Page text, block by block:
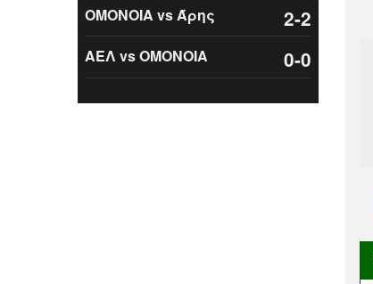
ΟΜΟΝΟΙΑ vs Άρης 2-2
ΑΕΛ vs ΟΜΟΝΟΙΑ 0-0